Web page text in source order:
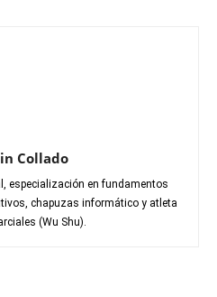
Collado
especialización en fundamentos
chapuzas informático y atleta
(Wu Shu).